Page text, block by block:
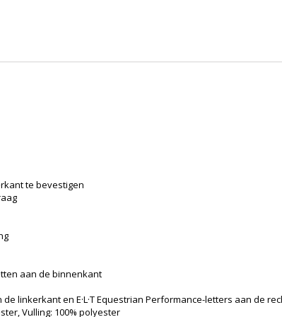
te bevestigen
aan de binnenkant
linkerkant en E·L·T Equestrian Performance-letters aan de
Vulling: 100% polyester